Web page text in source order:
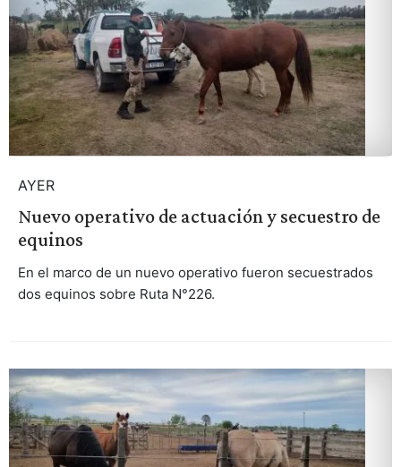
AYER
Nuevo operativo de actuación y secuestro de
equinos
En el marco de un nuevo operativo fueron secuestrados
dos equinos sobre Ruta N°226.